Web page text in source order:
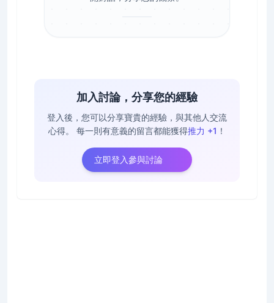
加入討論，分享您的經驗
登入後，您可以分享寶貴的經驗，與其他人交流
心得。
每一則有意義的留言都能獲得推力 +1 ！
立即登入參與討論